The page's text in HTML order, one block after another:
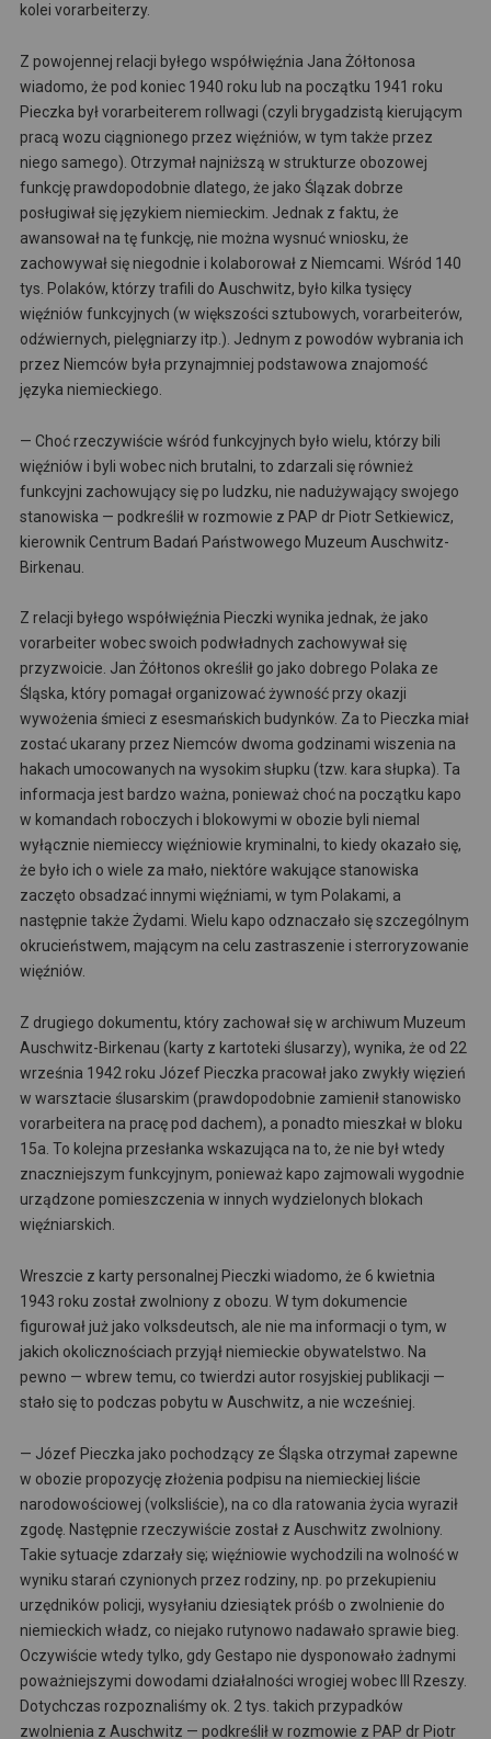
kolei vorarbeiterzy.
Z powojennej relacji byłego współwięźnia Jana Żółtonosa
wiadomo, że pod koniec 1940 roku lub na początku 1941 roku
Pieczka był vorarbeiterem rollwagi (czyli brygadzistą kierującym
pracą wozu ciągnionego przez więźniów, w tym także przez
niego samego). Otrzymał najniższą w strukturze obozowej
funkcję prawdopodobnie dlatego, że jako Ślązak dobrze
posługiwał się językiem niemieckim. Jednak z faktu, że
awansował na tę funkcję, nie można wysnuć wniosku, że
zachowywał się niegodnie i kolaborował z Niemcami. Wśród 140
tys. Polaków, którzy trafili do Auschwitz, było kilka tysięcy
więźniów funkcyjnych (w większości sztubowych, vorarbeiterów,
odźwiernych, pielęgniarzy itp.). Jednym z powodów wybrania ich
przez Niemców była przynajmniej podstawowa znajomość
języka niemieckiego.
— Choć rzeczywiście wśród funkcyjnych było wielu, którzy bili
więźniów i byli wobec nich brutalni, to zdarzali się również
funkcyjni zachowujący się po ludzku, nie nadużywający swojego
stanowiska — podkreślił w rozmowie z PAP dr Piotr Setkiewicz,
kierownik Centrum Badań Państwowego Muzeum Auschwitz-
Birkenau.
Z relacji byłego współwięźnia Pieczki wynika jednak, że jako
vorarbeiter wobec swoich podwładnych zachowywał się
przyzwoicie. Jan Żółtonos określił go jako dobrego Polaka ze
Śląska, który pomagał organizować żywność przy okazji
wywożenia śmieci z esesmańskich budynków. Za to Pieczka miał
zostać ukarany przez Niemców dwoma godzinami wiszenia na
hakach umocowanych na wysokim słupku (tzw. kara słupka). Ta
informacja jest bardzo ważna, ponieważ choć na początku kapo
w komandach roboczych i blokowymi w obozie byli niemal
wyłącznie niemieccy więźniowie kryminalni, to kiedy okazało się,
że było ich o wiele za mało, niektóre wakujące stanowiska
zaczęto obsadzać innymi więźniami, w tym Polakami, a
następnie także Żydami. Wielu kapo odznaczało się szczególnym
okrucieństwem, mającym na celu zastraszenie i sterroryzowanie
więźniów.
Z drugiego dokumentu, który zachował się w archiwum Muzeum
Auschwitz-Birkenau (karty z kartoteki ślusarzy), wynika, że od 22
września 1942 roku Józef Pieczka pracował jako zwykły więzień
w warsztacie ślusarskim (prawdopodobnie zamienił stanowisko
vorarbeitera na pracę pod dachem), a ponadto mieszkał w bloku
15a. To kolejna przesłanka wskazująca na to, że nie był wtedy
znaczniejszym funkcyjnym, ponieważ kapo zajmowali wygodnie
urządzone pomieszczenia w innych wydzielonych blokach
więźniarskich.
Wreszcie z karty personalnej Pieczki wiadomo, że 6 kwietnia
1943 roku został zwolniony z obozu. W tym dokumencie
figurował już jako volksdeutsch, ale nie ma informacji o tym, w
jakich okolicznościach przyjął niemieckie obywatelstwo. Na
pewno — wbrew temu, co twierdzi autor rosyjskiej publikacji —
stało się to podczas pobytu w Auschwitz, a nie wcześniej.
— Józef Pieczka jako pochodzący ze Śląska otrzymał zapewne
w obozie propozycję złożenia podpisu na niemieckiej liście
narodowościowej (volksliście), na co dla ratowania życia wyraził
zgodę. Następnie rzeczywiście został z Auschwitz zwolniony.
Takie sytuacje zdarzały się; więźniowie wychodzili na wolność w
wyniku starań czynionych przez rodziny, np. po przekupieniu
urzędników policji, wysyłaniu dziesiątek próśb o zwolnienie do
niemieckich władz, co niejako rutynowo nadawało sprawie bieg.
Oczywiście wtedy tylko, gdy Gestapo nie dysponowało żadnymi
poważniejszymi dowodami działalności wrogiej wobec III Rzeszy.
Dotychczas rozpoznaliśmy ok. 2 tys. takich przypadków
zwolnienia z Auschwitz — podkreślił w rozmowie z PAP dr Piotr